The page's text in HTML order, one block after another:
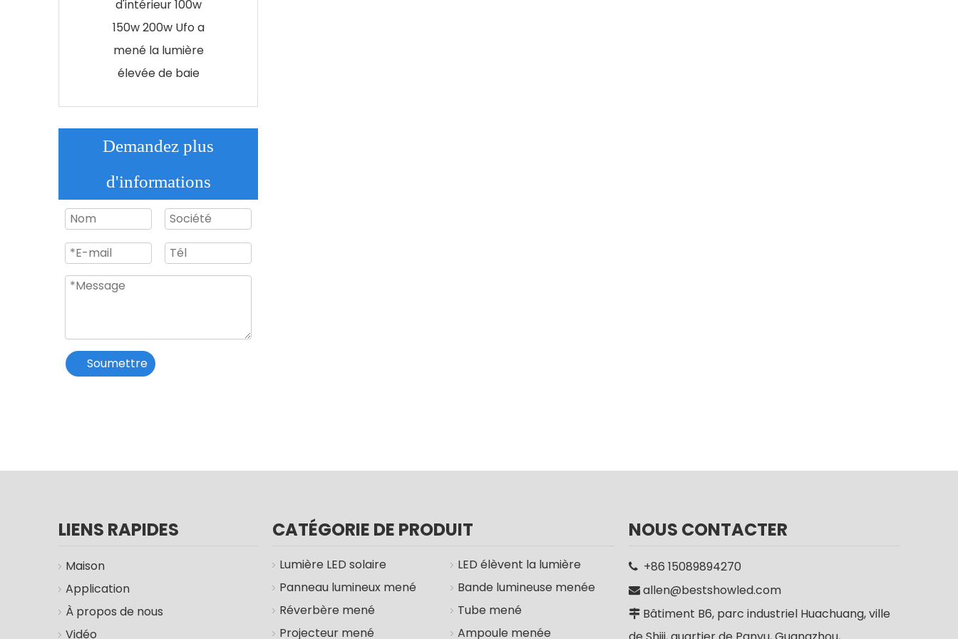
d'intérieur 100w
150w 200w Ufo a
mené la lumière
élevée de baie
Demandez plus
d'informations
Soumettre
LIENS RAPIDES
Maison
Application
À propos de nous
Vidéo
CATÉGORIE DE PRODUIT
Lumière LED solaire
Panneau lumineux mené
Réverbère mené
Projecteur mené
LED élèvent la lumière
Bande lumineuse menée
Tube mené
Ampoule menée
NOUS CONTACTER
 +86 15089894270
 allen@bestshowled.com
 Bâtiment B6, parc industriel Huachuang, ville